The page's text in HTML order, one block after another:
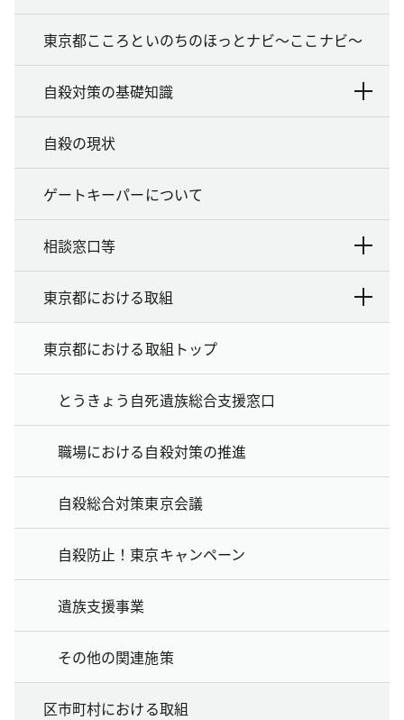
東京都こころといのちのほっとナビ～ここナビ～
自殺対策の基礎知識
自殺の現状
ゲートキーパーについて
相談窓口等
東京都における取組
東京都における取組トップ
とうきょう自死遺族総合支援窓口
職場における自殺対策の推進
自殺総合対策東京会議
自殺防止！東京キャンペーン
遺族支援事業
その他の関連施策
区市町村における取組